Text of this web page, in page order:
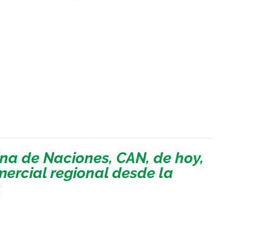
de Naciones, CAN, de hoy,
regional desde la